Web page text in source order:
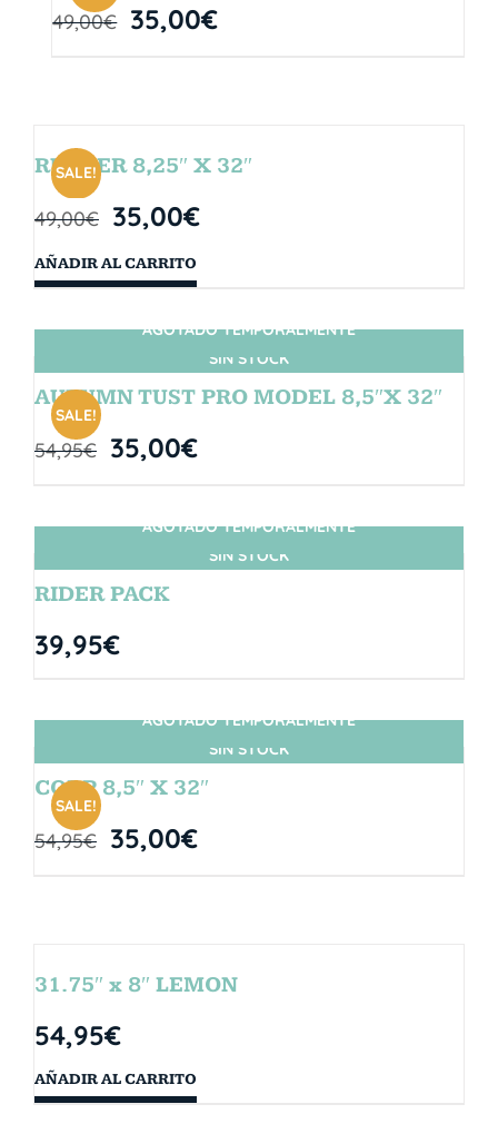
49,00€ 35,00€
SALE!
RUBBER 8,25″ X 32″
49,00€ 35,00€
AÑADIR AL CARRITO
SIN STOCK
SALE!
AGOTADO TEMPORALMENTE
AUTUMN TUST PRO MODEL 8,5″X 32″
54,95€ 35,00€
SIN STOCK
AGOTADO TEMPORALMENTE
RIDER PACK
39,95€
SIN STOCK
SALE!
AGOTADO TEMPORALMENTE
CORP 8,5″ X 32″
54,95€ 35,00€
31.75″ x 8″ LEMON
54,95€
AÑADIR AL CARRITO